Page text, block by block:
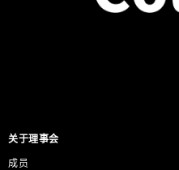
关于理事会
成员